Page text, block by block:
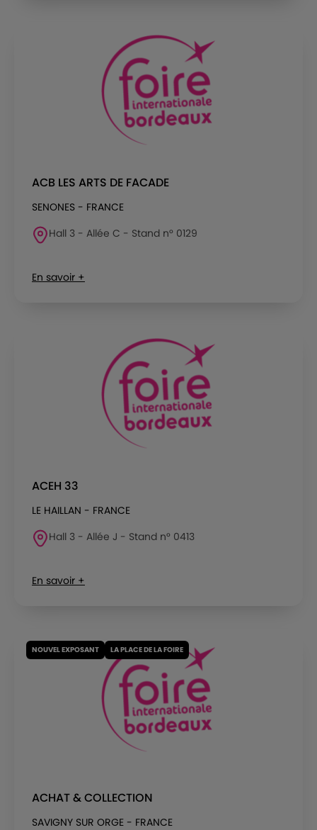
ACB LES ARTS DE FACADE
SENONES - FRANCE
Hall 3 - Allée C - Stand n° 0129
En savoir +
ACEH 33
LE HAILLAN - FRANCE
Hall 3 - Allée J - Stand n° 0413
En savoir +
NOUVEL EXPOSANT LA PLACE DE LA FOIRE
ACHAT & COLLECTION
SAVIGNY SUR ORGE - FRANCE